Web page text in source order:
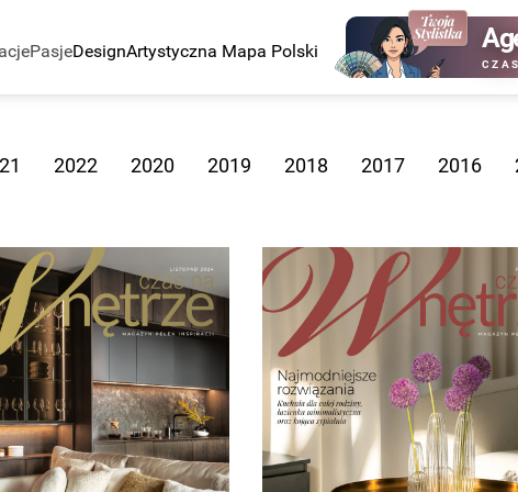
PasjeDesignArtystyczna Mapa Polski
2022 2020 2019 2018 2017 2016